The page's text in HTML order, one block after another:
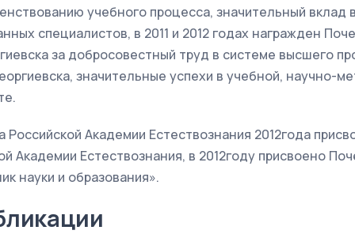
учебного процесса, значительный вклад
специалистов, в 2011 и 2012 годах награжден
за добросовестный труд в системе высшего
значительные успехи в учебной, научно-
Академии Естествознания 2012года
Академии Естествознания, в 2012году присвоено
науки и образования».